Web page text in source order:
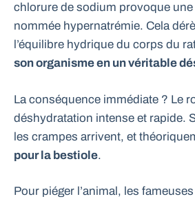
chlorure de sodium provoque
nommée hypernatrémie. Cela
l’équilibre hydrique du corps du
son organisme en un véritable
La conséquence immédiate ? Le
déshydratation intense et rapide.
les crampes arrivent, et
pour la bestiole.
Pour piéger l’animal, les